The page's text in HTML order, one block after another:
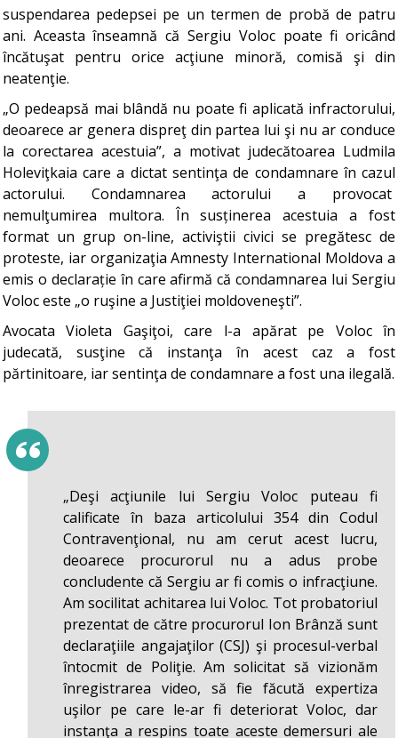
suspendarea pedepsei pe un termen de probă de patru
ani. Aceasta înseamnă că Sergiu Voloc poate fi oricând
încătuşat pentru orice acţiune minoră, comisă şi din
neatenţie.
„O pedeapsă mai blândă nu poate fi aplicată infractorului,
deoarece ar genera dispreţ din partea lui şi nu ar conduce
la corectarea acestuia”, a motivat judecătoarea Ludmila
Holeviţkaia care a dictat sentinţa de condamnare în cazul
actorului. Condamnarea actorului a provocat
nemulţumirea multora. În susținerea acestuia a fost
format un grup on-line, activiştii civici se pregătesc de
proteste, iar organizaţia Amnesty International Moldova a
emis o declarație în care afirmă că condamnarea lui Sergiu
Voloc este „o ruşine a Justiţiei moldoveneşti”.
Avocata Violeta Gaşiţoi, care l-a apărat pe Voloc în
judecată, susţine că instanţa în acest caz a fost
părtinitoare, iar sentinţa de condamnare a fost una ilegală.
„Deşi acţiunile lui Sergiu Voloc puteau fi
calificate în baza articolului 354 din Codul
Contravenţional, nu am cerut acest lucru,
deoarece procurorul nu a adus probe
concludente că Sergiu ar fi comis o infracţiune.
Am socilitat achitarea lui Voloc. Tot probatoriul
prezentat de către procurorul Ion Brânză sunt
declaraţiile angajaţilor (CSJ) şi procesul-verbal
întocmit de Poliţie. Am solicitat să vizionăm
înregistrarea video, să fie făcută expertiza
uşilor pe care le-ar fi deteriorat Voloc, dar
instanţa a respins toate aceste demersuri ale